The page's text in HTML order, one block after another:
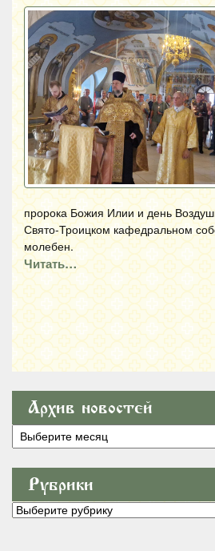
пророка Божия Илии и день
Свято-Троицком кафедральном
молебен.
Читать…
Архив новостей
Архив
новостей
Рубрики
Рубрики